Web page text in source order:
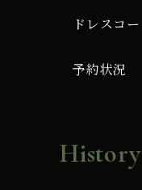
ドレスコ
予約状況
History